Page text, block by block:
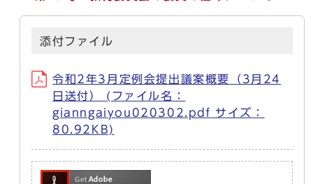
添付ファイル
令和2年3月定例会提出議案概要（3月24
日送付） (ファイル名：
gianngaiyou020302.pdf サイズ：
80.92KB)